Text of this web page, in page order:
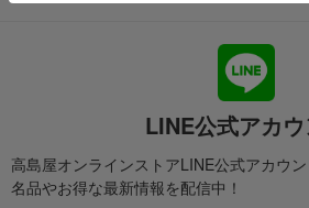
LINE公式アカウ
高島屋オンラインストアLINE公式アカウ
名品やお得な最新情報を配信中！